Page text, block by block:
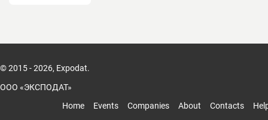
© 2015 - 2026, Expodat.
ООО «ЭКСПОДАТ»
Home
Events Companies About Contacts